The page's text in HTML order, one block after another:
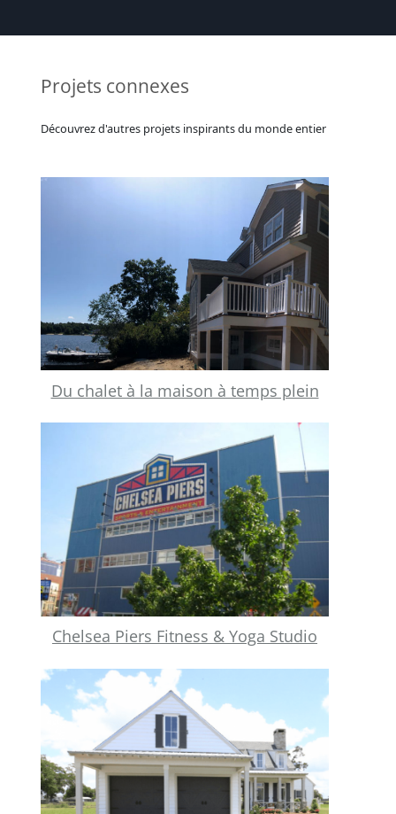
Projets connexes
Découvrez d'autres projets inspirants du monde entier
Du chalet à la maison à temps plein
Chelsea Piers Fitness & Yoga Studio